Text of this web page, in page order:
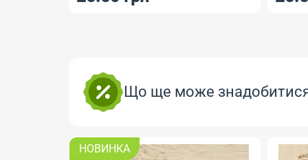
Що ще може
НОВИНКА